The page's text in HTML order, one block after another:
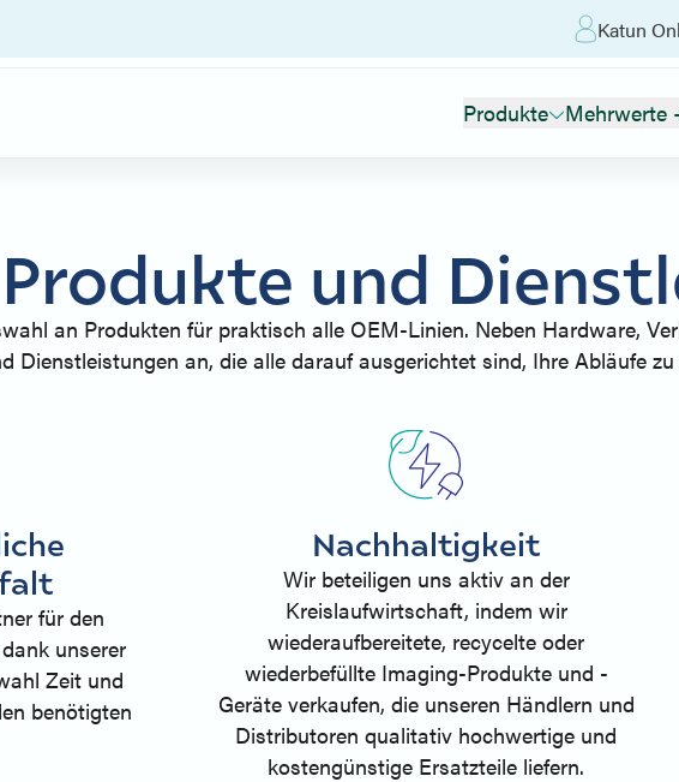
Katun
Produkte Mehrwerte
und
an Produkten für praktisch alle OEM-Linien. Neben Hardware,
Dienstleistungen an, die alle darauf ausgerichtet sind, Ihre Abläufe
für den
unserer
Zeit und
benötigten
Nachhaltigkeit
Wir beteiligen uns aktiv an der
Kreislaufwirtschaft, indem wir
wiederaufbereitete, recycelte oder
wiederbefüllte Imaging-Produkte und -
Geräte verkaufen, die unseren Händlern und
Distributoren qualitativ hochwertige und
kostengünstige Ersatzteile liefern.